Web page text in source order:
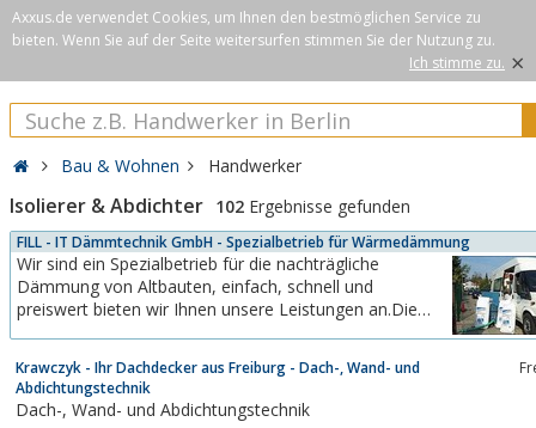
Axxus.de verwendet Cookies, um Ihnen den bestmöglichen Service zu
bieten. Wenn Sie auf der Seite weitersurfen stimmen Sie der Nutzung zu.
Ich stimme zu. ×
Bau & Wohnen Handwerker
Isolierer & Abdichter 102 Ergebnisse gefunden
FILL - IT Dämmtechnik GmbH - Spezialbetrieb für Wärmedämmung
Wir sind ein Spezialbetrieb für die nachträgliche
Dämmung von Altbauten, einfach, schnell und
preiswert bieten wir Ihnen unsere Leistungen an.Die
Krawczyk - Ihr Dachdecker aus Freiburg - Dach-, Wand- und
Abdichtungstechnik
Dach-, Wand- und Abdichtungstechnik